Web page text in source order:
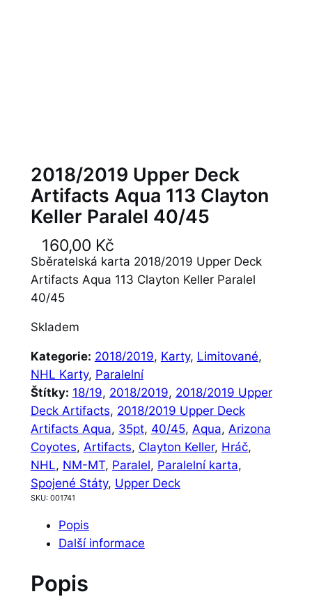
2018/2019 Upper Deck
Artifacts Aqua 113 Clayton
Keller Paralel 40/45
160,00 Kč
Sběratelská karta 2018/2019 Upper Deck
Artifacts Aqua 113 Clayton Keller Paralel
40/45
Skladem
Kategorie: 2018/2019, Karty, Limitované
NHL Karty, Paralelní
Štítky: 18/19, 2018/2019, 2018/2019 Upper
Deck Artifacts, 2018/2019 Upper Deck
Artifacts Aqua, 35pt, 40/45, Aqua, Arizona
Coyotes, Artifacts, Clayton Keller, Hráč
NHL, NM-MT, Paralel, Paralelní karta
Spojené Státy, Upper Deck
SKU: 001741
Popis
Další informace
Popis